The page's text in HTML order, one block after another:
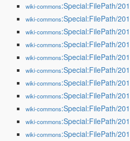
wiki-commons:Special:FilePath/
wiki-commons:Special:FilePath/
wiki-commons:Special:FilePath/
wiki-commons:Special:FilePath/
wiki-commons:Special:FilePath/
wiki-commons:Special:FilePath/
wiki-commons:Special:FilePath/
wiki-commons:Special:FilePath/
wiki-commons:Special:FilePath/
wiki-commons:Special:FilePath/
wiki-commons:Special:FilePath/